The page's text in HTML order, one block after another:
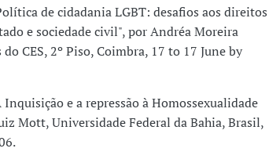
de cidadania LGBT: desafios aos direitos
e sociedade civil", por Andréa Moreira
CES, 2º Piso, Coimbra, 17 to 17 June by
e a repressão à Homossexualidade
Mott, Universidade Federal da Bahia, Brasil,